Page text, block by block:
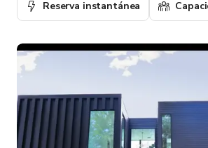
Reserva instantánea